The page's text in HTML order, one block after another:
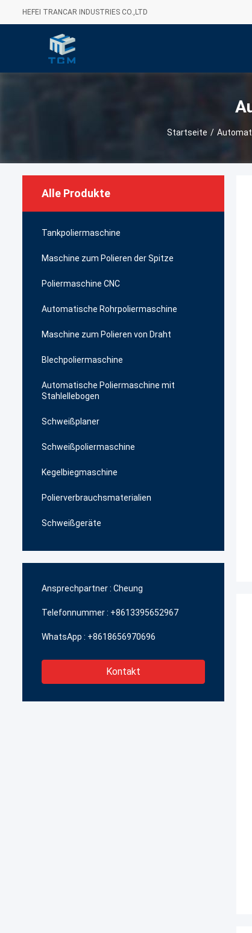
HEFEI TRANCAR INDUSTRIES CO.,LTD
Startseite /
Alle Produkte
Tankpoliermaschine
Maschine zum Polieren der Spitze
Poliermaschine CNC
Automatische Rohrpoliermaschine
Maschine zum Polieren von Draht
Blechpoliermaschine
Automatische Poliermaschine mit
Stahlellebogen
Schweißplaner
Schweißpoliermaschine
Kegelbiegmaschine
Polierverbrauchsmaterialien
Schweißgeräte
Ansprechpartner : Cheung
Telefonnummer : +8613395652967
WhatsApp : +8618656970696
Kontakt